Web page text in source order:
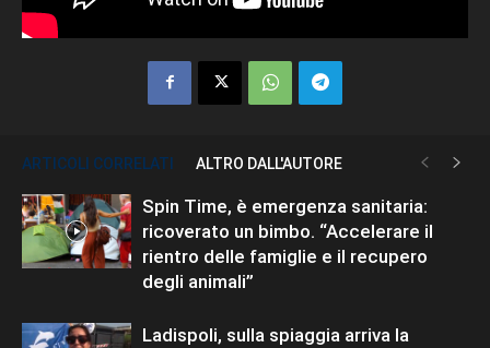
ARTICOLI CORRELATI ALTRO DALL'AUTORE
Spin Time, è emergenza sanitaria:
ricoverato un bimbo. “Accelerare il
rientro delle famiglie e il recupero
degli animali”
Ladispoli, sulla spiaggia arriva la